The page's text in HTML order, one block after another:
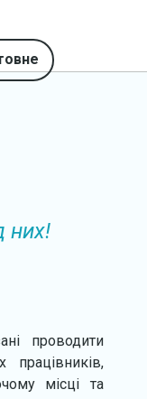
них!
проводити
працівників,
місці та